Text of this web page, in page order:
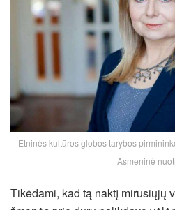
Etninės kultūros globos tarybos
Asmeninė
Tikėdami, kad tą naktį mirusiųjų